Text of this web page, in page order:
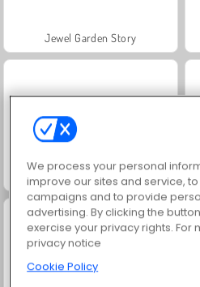
Jewel Garden Story
Juice Merge
We process your personal
improve our sites and service,
campaigns and to provide
advertising. By clicking the
exercise your privacy rights.
privacy notice
Cookie Policy